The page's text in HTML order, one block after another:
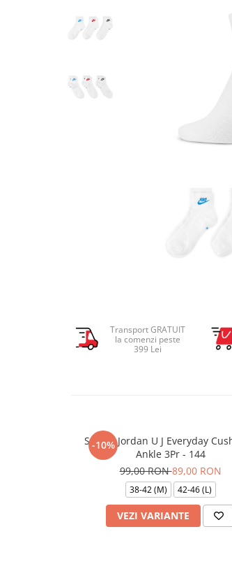
Pantaloni lungi copii
Pantaloni scurti Copii
Transport GRATUIT
la comenzi peste
399 Lei
-10%
Sosete Jordan U J Everyday
Ankle 3Pr - 144
99,00 RON89,00 RON
38-42 (M) 42-46 (L)
VEZI VARIANTE